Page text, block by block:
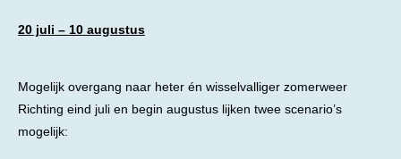
20 juli – 10 augustus
Mogelijk overgang naar heter én wisselvalliger zomerweer
Richting eind juli en begin augustus lijken twee scenario’s
mogelijk: